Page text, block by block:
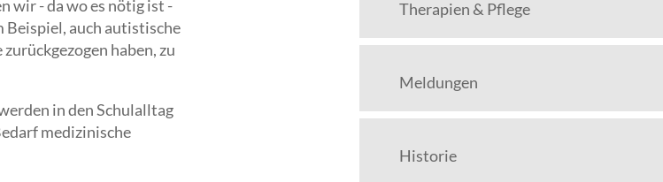
wir - da wo es nötig ist -
Beispiel, auch autistische
haben, zu
in den Schulalltag
medizinische
Therapien & Pflege
Meldungen
Historie